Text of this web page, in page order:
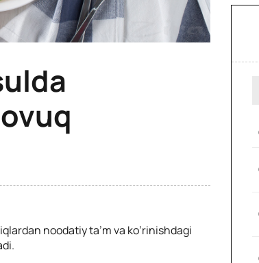
noodatiy ta’m va ko’rinishdagi